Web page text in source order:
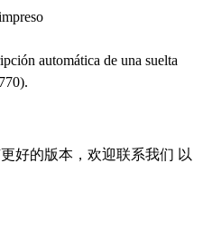
automática de una suelta
好的版本，欢迎联系我们 以